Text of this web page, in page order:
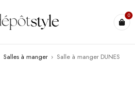
0
Salles à manger › Salle à manger DUNES